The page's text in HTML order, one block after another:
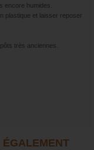
encore humides.
plastique et laisser reposer
très anciennes.
ÉGALEMENT